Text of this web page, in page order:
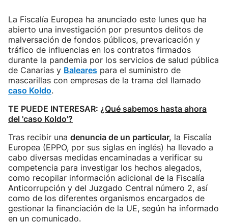
La Fiscalía Europea ha anunciado este lunes que ha
abierto una investigación por presuntos delitos de
malversación de fondos públicos, prevaricación y
tráfico de influencias en los contratos firmados
durante la pandemia por los servicios de salud pública
de Canarias y Baleares para el suministro de
mascarillas con empresas de la trama del llamado
caso Koldo.
TE PUEDE INTERESAR: ¿Qué sabemos hasta ahora
del 'caso Koldo'?
Tras recibir una denuncia de un particular, la Fiscalía
Europea (EPPO, por sus siglas en inglés) ha llevado a
cabo diversas medidas encaminadas a verificar su
competencia para investigar los hechos alegados,
como recopilar información adicional de la Fiscalía
Anticorrupción y del Juzgado Central número 2, así
como de los diferentes organismos encargados de
gestionar la financiación de la UE, según ha informado
en un comunicado.